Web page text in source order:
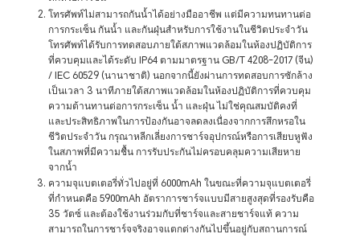
โทรศัพท์ไม่สามารถกันน้ำได้อย่างมืออาชีพ แต่มีความทนทานต่อ
การกระเซ็น กันน้ำ และกันฝุ่นสำหรับการใช้งานในชีวิตประจำวัน
โทรศัพท์ได้รับการทดสอบภายใต้สภาพแวดล้อมในห้องปฏิบัติการ
ที่ควบคุมและได้ระดับ IP64 ตามมาตรฐาน GB/T 4208-2017 (จีน)
/ IEC 60529 (นานาชาติ) นอกจากนี้ยังผ่านการทดสอบการซักล้าง
เป็นเวลา 3 นาทีภายใต้สภาพแวดล้อมในห้องปฏิบัติการที่ควบคุม
ความต้านทานต่อการกระเซ็น น้ำ และฝุ่น ไม่ใช่คุณสมบัติคงที่
และประสิทธิภาพในการป้องกันอาจลดลงเนื่องจากการสึกหรอใน
ชีวิตประจำวัน กรุณาหลีกเลี่ยงการชาร์จอุปกรณ์หรือการเสียบหูฟัง
ในสภาพที่มีความชื้น การรับประกันไม่ครอบคลุมความเสียหาย
จากน้ำ
ความจุแบตเตอรี่ทั่วไปอยู่ที่ 6000mAh ในขณะที่ความจุแบตเตอรี่
ที่กำหนดคือ 5900mAh อัตราการชาร์จแบบมีสายสูงสุดที่รองรับคือ
35 วัตซ์ และต้องใช้งานร่วมกับที่ชาร์จและสายชาร์จแท้ ความ
สามารถในการชาร์จจริงอาจแตกต่างกันไปขึ้นอยู่กับสถานการณ์